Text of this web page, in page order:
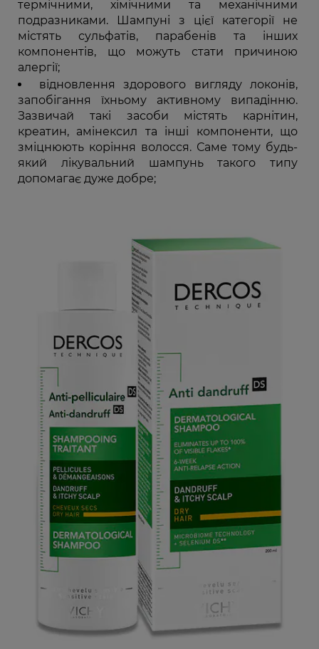
термічними, хімічними та механічними
подразниками. Шампуні з цієї категорії не
містять сульфатів, парабенів та інших
компонентів, що можуть стати причиною
алергії;
відновлення здорового вигляду локонів,
запобігання їхньому активному випадінню.
Зазвичай такі засоби містять карнітин,
креатин, амінексил та інші компоненти, що
зміцнюють коріння волосся. Саме тому будь-
який лікувальний шампунь такого типу
допомагає дуже добре;